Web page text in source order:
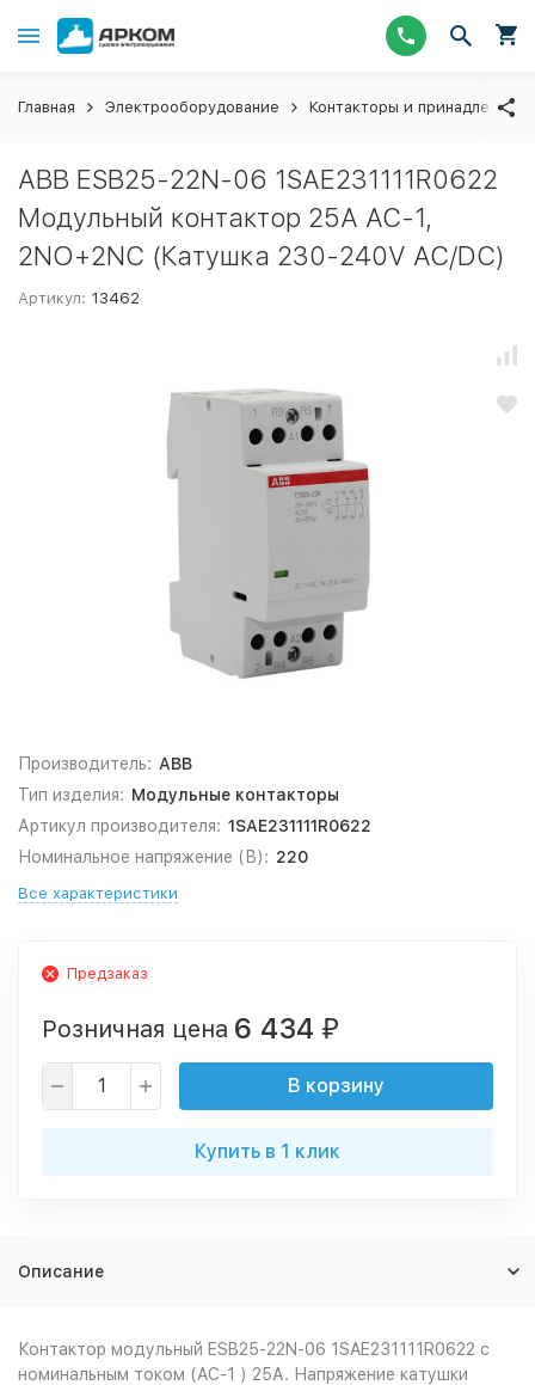
Главная Электрооборудование Контакторы и
ABB ESB25-22N-06 1SAE231111R0622
Модульный контактор 25А АС-1,
2NO+2NC (Катушка 230-240V AC/DC)
Артикул: 13462
Производитель: ABB
Тип изделия: Модульные контакторы
Артикул производителя: 1SAE231111R0622
Номинальное напряжение (В): 220
Все характеристики
Предзаказ
Розничная цена 6 434 ₽
В корзину
Купить в 1 клик
Описание
Контактор модульный ESB25-22N-06 1SAE231111R0622 с
номинальным током (AC-1 ) 25А. Напряжение катушки